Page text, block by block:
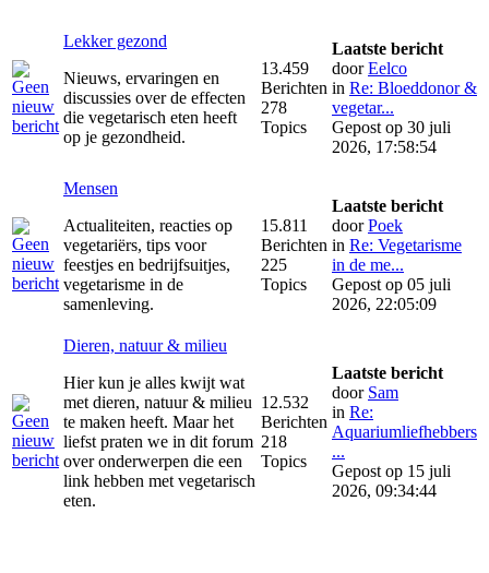
Lekker gezond
Nieuws, ervaringen en
discussies over de effecten
die vegetarisch eten heeft
op je gezondheid.
13.459
Berichten
278
Topics
Laatste bericht
doorEelco
in Re: Bloeddonor &
vegetar...
Gepost op 30 juli
2026, 17:58:54
Mensen
Actualiteiten, reacties op
vegetariërs, tips voor
feestjes en bedrijfsuitjes,
vegetarisme in de
samenleving.
15.811
Berichten
225
Topics
Laatste bericht
doorPoek
in Re: Vegetarisme
in de me...
Gepost op 05 juli
2026, 22:05:09
Dieren, natuur & milieu
Hier kun je alles kwijt wat
met dieren, natuur & milieu
te maken heeft. Maar het
liefst praten we in dit forum
over onderwerpen die een
link hebben met vegetarisch
eten.
12.532
Berichten
218
Topics
Laatste bericht
door Sam
in Re:
Aquariumliefhebbers
...
Gepost op 15 juli
2026, 09:34:44